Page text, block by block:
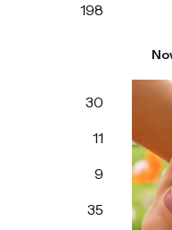
198
30
11
9
35